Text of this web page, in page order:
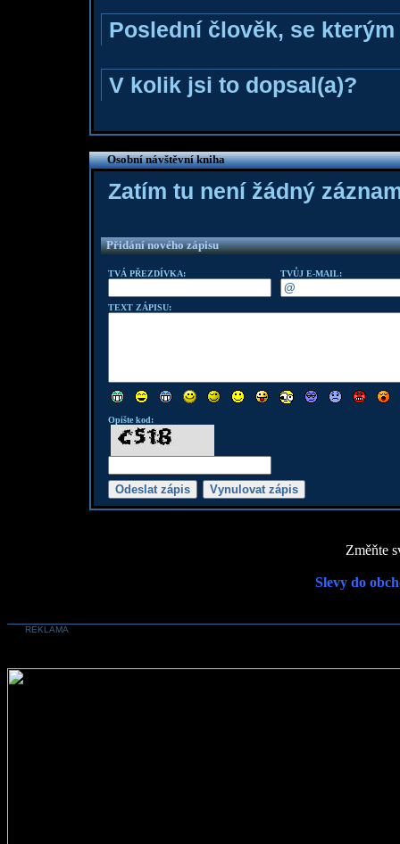
Poslední člověk, se
V kolik jsi to dopsal(a)?
Osobní návštěvní kniha
Zatím tu není žádný
Přidání nového zápisu
TVÁ PŘEZDÍVKA: TVŮJ E-MAIL:
TEXT ZÁPISU:
Opište kod:
Změňte
Slevy do
REKLAMA